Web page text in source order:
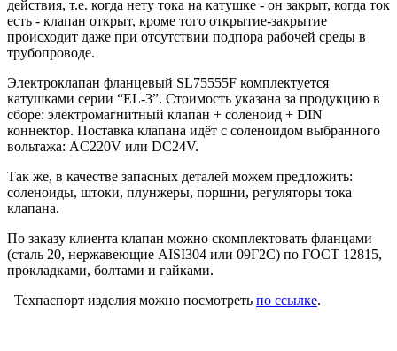
действия, т.е. когда нету тока на катушке - он закрыт, когда ток
есть - клапан открыт, кроме того открытие-закрытие
происходит даже при отсутствии подпора рабочей среды в
трубопроводе.
Электроклапан фланцевый SL75555F комплектуется
катушками серии “EL-3”. Стоимость указана за продукцию в
сборе: электромагнитный клапан + соленоид + DIN
коннектор. Поставка клапана идёт с соленоидом выбранного
вольтажа: AC220V или DC24V.
Так же, в качестве запасных деталей можем предложить:
соленоиды, штоки, плунжеры, поршни, регуляторы тока
клапана.
По заказу клиента клапан можно скомплектовать фланцами
(сталь 20, нержавеющие AISI304 или 09Г2С) по ГОСТ 12815,
прокладками, болтами и гайками.
Техпаспорт изделия можно посмотреть по ссылке.